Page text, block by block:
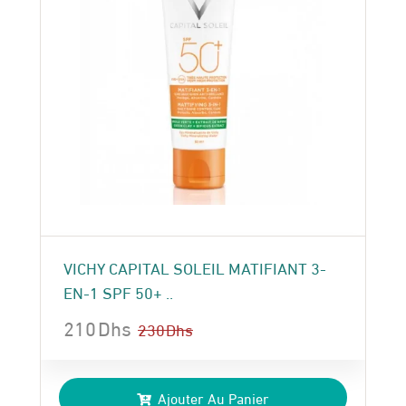
VICHY CAPITAL SOLEIL MATIFIANT 3-
EN-1 SPF 50+ ..
230Dhs
prix
210Dhs
prix
Ajouter Au Panier